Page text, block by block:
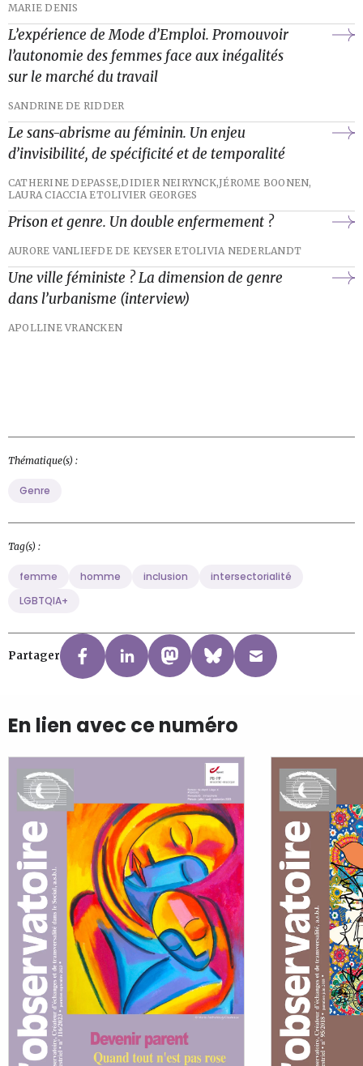
MARIE DENIS
L’expérience de Mode d’Emploi. Promouvoir
l’autonomie des femmes face aux inégalités
sur le marché du travail
SANDRINE DE RIDDER
Le sans-abrisme au féminin. Un enjeu
d’invisibilité, de spécificité et de temporalité
CATHERINE DEPASSE,DIDIER NEIRYNCK,JÉROME BOONEN,
LAURA CIACCIA ETOLIVIER GEORGES
Prison et genre. Un double enfermement ?
AURORE VANLIEFDE DE KEYSER ETOLIVIA NEDERLANDT
Une ville féministe ? La dimension de genre
dans l’urbanisme (interview)
APOLLINE VRANCKEN
Thématique(s) :
Genre
Tag(s) :
femme homme inclusion
intersectorialité
LGBTQIA+
Partager
En lien avec ce numéro